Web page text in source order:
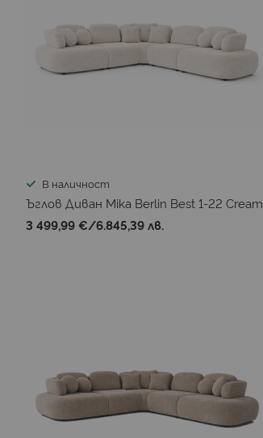
В наличност
Ъглов Диван Mika Berlin Best 1-22 Cream
3 499,99 €/6.845,39 лв.